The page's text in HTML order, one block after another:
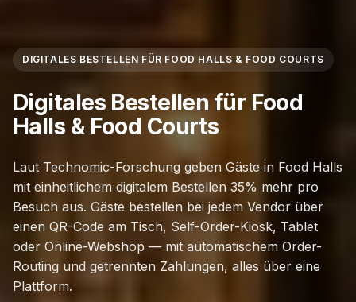
DIGITALES BESTELLEN FÜR FOOD HALLS & FOOD COURTS
Digitales Bestellen für Food
Halls & Food Courts
Laut Technomic-Forschung geben Gäste in Food Halls
mit einheitlichem digitalem Bestellen 35% mehr pro
Besuch aus. Gäste bestellen bei jedem Vendor über
einen QR-Code am Tisch, Self-Order-Kiosk, Tablet
oder Online-Webshop — mit automatischem Order-
Routing und getrennten Zahlungen, alles über eine
Plattform.